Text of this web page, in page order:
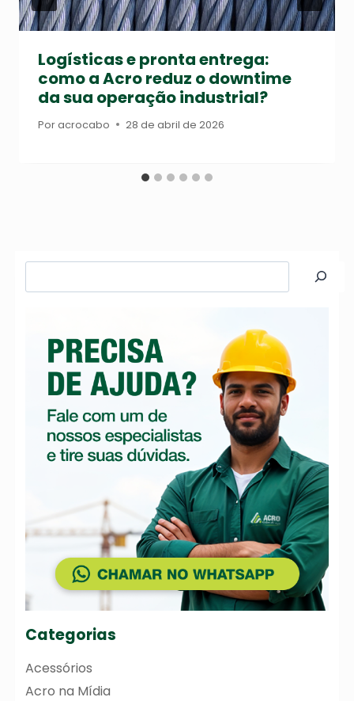
Logísticas e pronta entrega:
como a Acro reduz o downtime
da sua operação industrial?
Poracrocabo 28 de abril de 2026
Categorias
Acessórios
Acro na Mídia